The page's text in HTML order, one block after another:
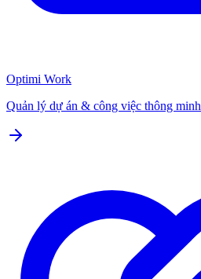
Optimi Work
Quản lý dự án & công việc thông minh